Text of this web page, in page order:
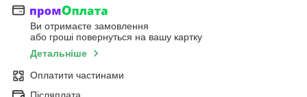
Ви отримаєте замовлення
або гроші повернуться на вашу картку
Детальніше
Оплатити частинами